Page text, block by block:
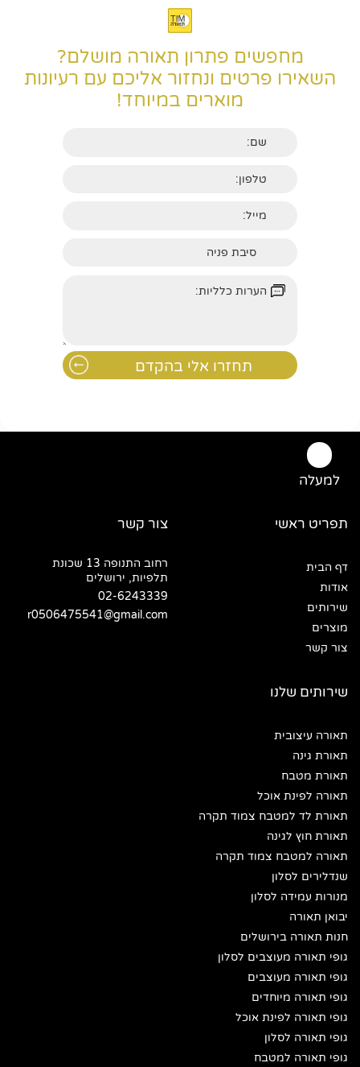
מחפשים פתרון תאורה מושלם?
השאירו פרטים ונחזור אליכם עם רעיונות
מוארים במיוחד!
למעלה
תפריט ראשי
דף הבית
אודות
שירותים
מוצרים
צור קשר
שירותים שלנו
תאורה עיצובית
תאורת גינה
תאורת מטבח
תאורה לפינת אוכל
תאורת לד למטבח צמוד תקרה
תאורת חוץ לגינה
תאורה למטבח צמוד תקרה
שנדלירים לסלון
מנורות עמידה לסלון
יבואן תאורה
חנות תאורה בירושלים
גופי תאורה מעוצבים לסלון
גופי תאורה מעוצבים
גופי תאורה מיוחדים
גופי תאורה לפינת אוכל
גופי תאורה לסלון
גופי תאורה למטבח
צור קשר
רחוב התנופה 13 שכונת
תלפיות, ירושלים
02-6243339
r0506475541@gmail.com